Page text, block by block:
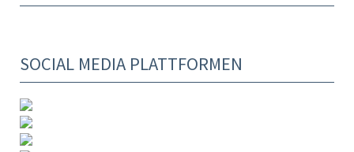
SOCIAL MEDIA PLATTFORMEN